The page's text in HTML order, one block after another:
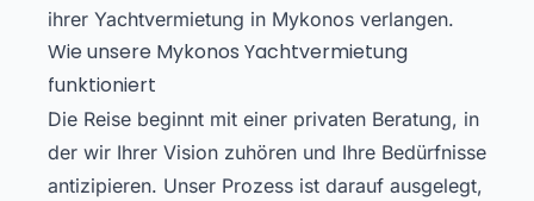
ihrer Yachtvermietung in Mykonos verlangen.
Wie unsere Mykonos Yachtvermietung
funktioniert
Die Reise beginnt mit einer privaten Beratung, in
der wir Ihrer Vision zuhören und Ihre Bedürfnisse
antizipieren. Unser Prozess ist darauf ausgelegt,